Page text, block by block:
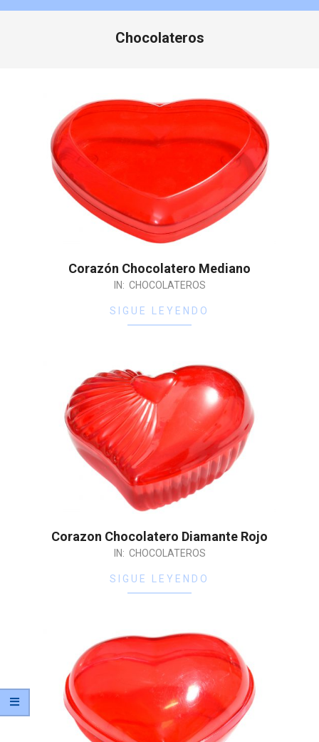
Chocolateros
Corazón Chocolatero Mediano
IN: CHOCOLATEROS
SIGUE LEYENDO
Corazon Chocolatero Diamante Rojo
IN: CHOCOLATEROS
SIGUE LEYENDO